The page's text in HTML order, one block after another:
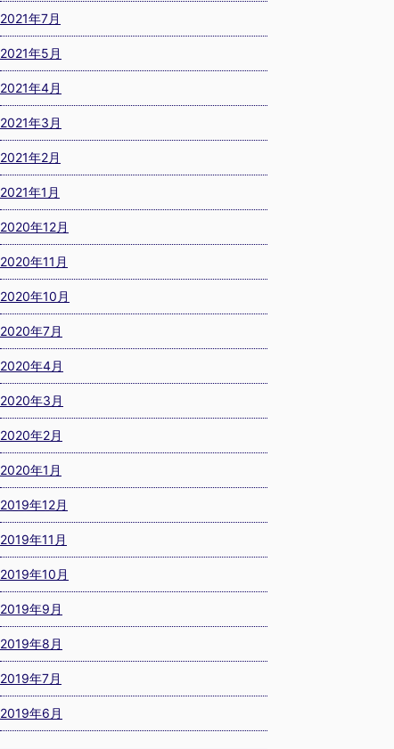
2021年7月
2021年5月
2021年4月
2021年3月
2021年2月
2021年1月
2020年12月
2020年11月
2020年10月
2020年7月
2020年4月
2020年3月
2020年2月
2020年1月
2019年12月
2019年11月
2019年10月
2019年9月
2019年8月
2019年7月
2019年6月